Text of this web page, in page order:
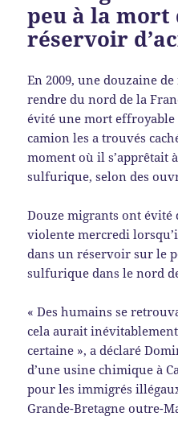
peu à la mort
réservoir
En 2009, une douzaine
rendre du nord de la
évité une mort
camion les a trouvés
moment où il s’apprêtait
sulfurique, selon des
Douze migrants ont évité
violente mercredi
dans un réservoir sur le
sulfurique dans le nord
« Des humains se
cela aurait
certaine », a déclaré
d’une usine chimique à
pour les immigrés
Grande-Bretagne outre-